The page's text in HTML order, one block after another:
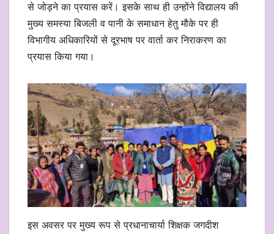
से जोड़ने का प्रयास करें। इसके साथ ही उन्होंने विद्यालय की
मुख्य समस्या बिजली व पानी के समाधान हेतु मौके पर ही
विभागीय अधिकारियों से दूरभाष पर वार्ता कर निराकरण का
प्रयास किया गया।
इस अवसर पर मुख्य रूप से प्रधानाचार्या शिक्षक जगदीश